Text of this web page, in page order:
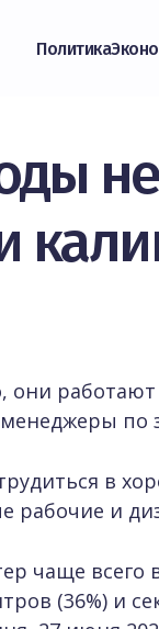
Политика
они
по
в
рабочие и
чаще всего
(36%) и